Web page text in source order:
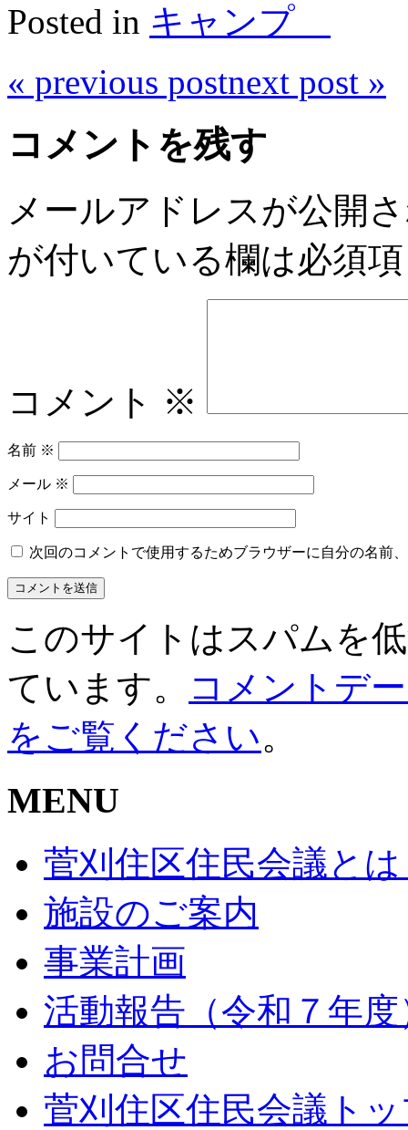
Posted in キャンプ
« previous postnext post »
コメントを残す
メールアドレスが公開
が付いている欄は必須
コメント ※
名前 ※
メール ※
サイト
次回のコメントで使用するためブラウザーに自分の名前
このサイトはスパムを
ています。
コメントデ
をご覧ください。
MENU
菅刈住区住民会議と
施設のご案内
事業計画
活動報告（令和７年度
お問合せ
菅刈住区住民会議ト